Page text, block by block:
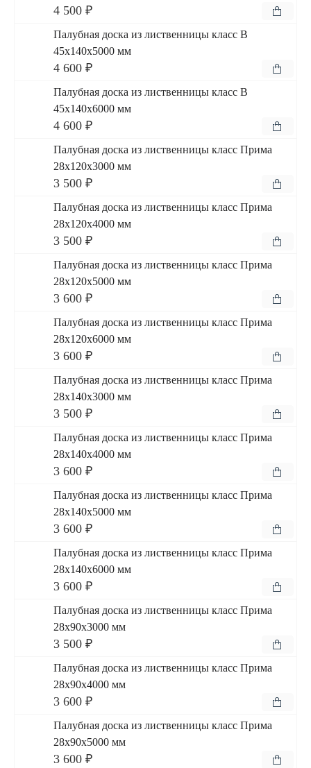
4 500 ₽
Палубная доска из лиственницы класс В
45x140x5000 мм
4 600 ₽
Палубная доска из лиственницы класс В
45x140x6000 мм
4 600 ₽
Палубная доска из лиственницы класс Прима
28x120x3000 мм
3 500 ₽
Палубная доска из лиственницы класс Прима
28x120x4000 мм
3 500 ₽
Палубная доска из лиственницы класс Прима
28x120x5000 мм
3 600 ₽
Палубная доска из лиственницы класс Прима
28x120x6000 мм
3 600 ₽
Палубная доска из лиственницы класс Прима
28x140x3000 мм
3 500 ₽
Палубная доска из лиственницы класс Прима
28x140x4000 мм
3 600 ₽
Палубная доска из лиственницы класс Прима
28x140x5000 мм
3 600 ₽
Палубная доска из лиственницы класс Прима
28x140x6000 мм
3 600 ₽
Палубная доска из лиственницы класс Прима
28x90x3000 мм
3 500 ₽
Палубная доска из лиственницы класс Прима
28x90x4000 мм
3 600 ₽
Палубная доска из лиственницы класс Прима
28x90x5000 мм
3 600 ₽